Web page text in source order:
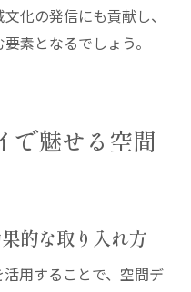
化の発信にも貢献し、
素となるでしょう。
で魅せる空間
的な取り入れ方
用することで、空間デ